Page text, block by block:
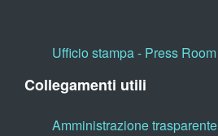
Ufficio stampa - Press Room
Collegamenti utili
Amministrazione trasparente